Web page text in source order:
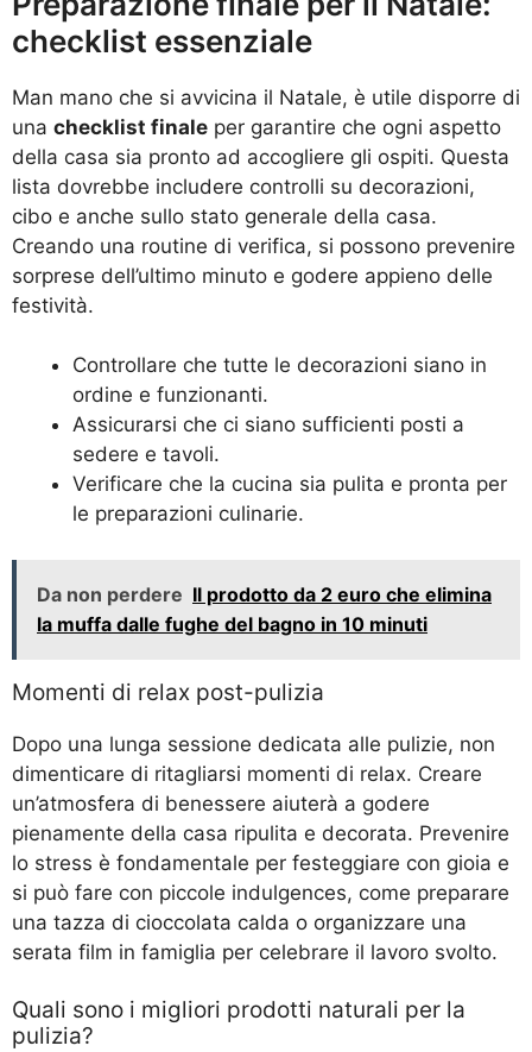
checklist essenziale
Man mano che si avvicina il Natale, è utile disporre di
una checklist finale per garantire che ogni aspetto
della casa sia pronto ad accogliere gli ospiti. Questa
lista dovrebbe includere controlli su decorazioni,
cibo e anche sullo stato generale della casa.
Creando una routine di verifica, si possono prevenire
sorprese dell’ultimo minuto e godere appieno delle
festività.
Controllare che tutte le decorazioni siano in
ordine e funzionanti.
Assicurarsi che ci siano sufficienti posti a
sedere e tavoli.
Verificare che la cucina sia pulita e pronta per
le preparazioni culinarie.
Da non perdere Il prodotto da 2 euro che elimina
la muffa dalle fughe del bagno in 10 minuti
Momenti di relax post-pulizia
Dopo una lunga sessione dedicata alle pulizie, non
dimenticare di ritagliarsi momenti di relax. Creare
un’atmosfera di benessere aiuterà a godere
pienamente della casa ripulita e decorata. Prevenire
lo stress è fondamentale per festeggiare con gioia e
si può fare con piccole indulgences, come preparare
una tazza di cioccolata calda o organizzare una
serata film in famiglia per celebrare il lavoro svolto.
Quali sono i migliori prodotti naturali per la
pulizia?